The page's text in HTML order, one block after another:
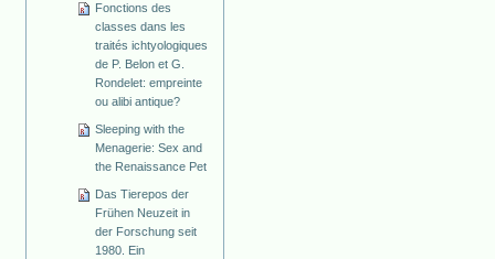
Fonctions des
classes dans les
traités ichtyologiques
de P. Belon et G.
Rondelet: empreinte
ou alibi antique?
Sleeping with the
Menagerie: Sex and
the Renaissance Pet
Das Tierepos der
Frühen Neuzeit in
der Forschung seit
1980. Ein